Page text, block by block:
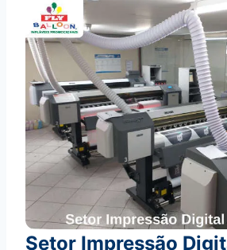
Setor Impressão